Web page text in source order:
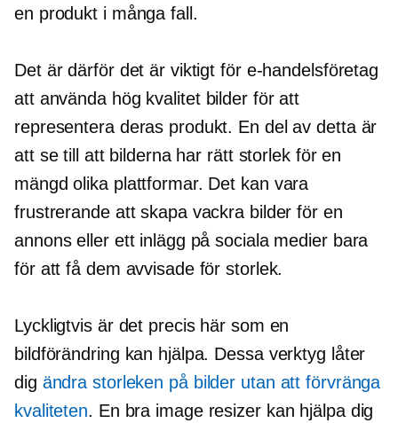
en produkt i många fall.
Det är därför det är viktigt för e-handelsföretag
att använda hög kvalitetbilder för att
representera deras produkt. En del av detta är
att se till att bilderna har rätt storlek för en
mängd olika plattformar. Det kan vara
frustrerande att skapa vackra bilder för en
annons eller ett inlägg på sociala medier bara
för att få dem avvisade för storlek.
Lyckligtvis är det precis här som en
bildförändring kan hjälpa. Dessa verktyg låter
dig ändra storleken på bilder utan att förvränga
kvaliteten. En bra image resizer kan hjälpa dig